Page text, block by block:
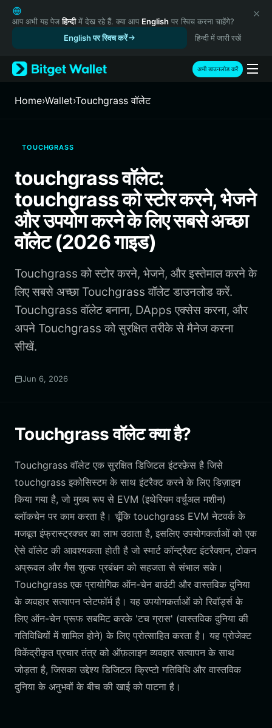
English
日本語
Русский
Español (Latinoamérica)
Türkçe
Italiano
繁體中文
Português (Portugal)
Bahasa Indonesia
ภาษาไทย
Español
Português (Brasil)
Español (Argentina)
आप अभी यह पेजहिन्दीमें देख रहे हैं. क्या आप English पर स्विच करना चाहेंगे?
English पर स्विच करें
हिन्दी में जारी रखें
अभी डाउनलोड करें
Home›Wallet›Touchgrass वॉलेट
TOUCHGRASS
touchgrass वॉलेट:
touchgrass को स्टोर करने, भेजने
और उपयोग करने के लिए सबसे अच्छा
वॉलेट (2026 गाइड)
Touchgrass को स्टोर करने, भेजने, और इस्तेमाल करने के
लिए सबसे अच्छा Touchgrass वॉलेट डाउनलोड करें.
Touchgrass वॉलेट बनाना, DApps एक्सेस करना, और
अपने Touchgrass को सुरक्षित तरीके से मैनेज करना
सीखें.
Jun 6, 2026
Touchgrass वॉलेट क्या है?
Touchgrass वॉलेट एक सुरक्षित डिजिटल इंटरफ़ेस है जिसे
touchgrass इकोसिस्टम के साथ इंटरैक्ट करने के लिए डिज़ाइन
किया गया है, जो मुख्य रूप से EVM (इथेरियम वर्चुअल मशीन)
ब्लॉकचेन पर काम करता है। चूँकि touchgrass EVM नेटवर्क के
मजबूत इंफ्रास्ट्रक्चर का लाभ उठाता है, इसलिए उपयोगकर्ताओं को एक
ऐसे वॉलेट की आवश्यकता होती है जो स्मार्ट कॉन्ट्रैक्ट इंटरैक्शन, टोकन
अप्रूवल और गैस शुल्क प्रबंधन को सहजता से संभाल सके।
Touchgrass एक प्रायोगिक ऑन-चेन बाउंटी और वास्तविक दुनिया
के व्यवहार सत्यापन प्लेटफॉर्म है। यह उपयोगकर्ताओं को रिवॉर्ड्स के
लिए ऑन-चेन प्रूफ सबमिट करके 'टच ग्रास' (वास्तविक दुनिया की
गतिविधियों में शामिल होने) के लिए प्रोत्साहित करता है। यह प्रोजेक्ट
विकेंद्रीकृत प्रचार तंत्र को ऑफ़लाइन व्यवहार सत्यापन के साथ
जोड़ता है, जिसका उद्देश्य डिजिटल क्रिप्टो गतिविधि और वास्तविक
दुनिया के अनुभवों के बीच की खाई को पाटना है।